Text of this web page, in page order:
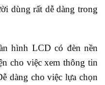
dùng rất dễ dàng trong
hình LCD có đèn nền
cho việc xem thông tin
dàng cho việc lựa chọn